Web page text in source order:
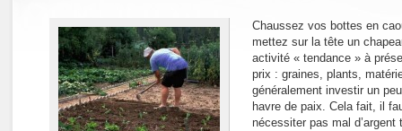
Chaussez vos bottes en
mettez sur la tête un
activité « tendance » à
prix : graines, plants,
généralement investir un
havre de paix. Cela fait, il
nécessiter pas mal